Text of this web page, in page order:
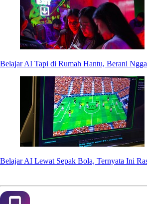
Belajar AI Tapi di Rumah Hantu, Berani
Belajar AI Lewat Sepak Bola, Ternyata Ini